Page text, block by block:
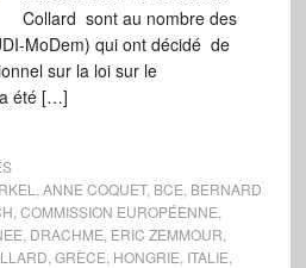
Collard sont au nombre des
MoDem) qui ont décidé de
sur la loi sur le
été […]
ANNE COQUET, BCE BERNARD
COMMISSION EUROPÉENNE
DRACHME ERIC ZEMMOUR
GRÈCE HONGRIE ITALIE